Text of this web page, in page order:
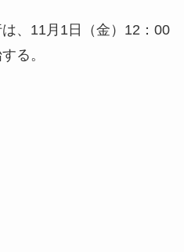
、11月1日（金）12：00
る。